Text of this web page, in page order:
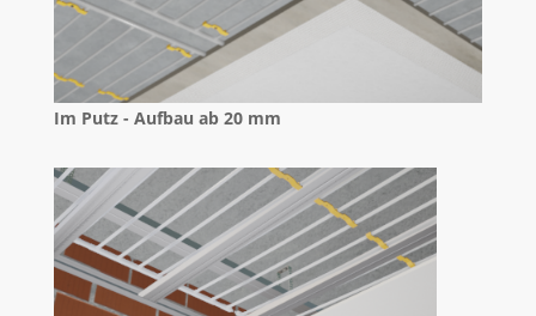
Im Putz - Aufbau ab 20 mm